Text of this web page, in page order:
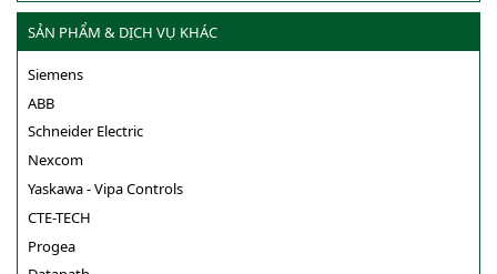
SẢN PHẨM & DỊCH VỤ KHÁC
Siemens
ABB
Schneider Electric
Nexcom
Yaskawa - Vipa Controls
CTE-TECH
Progea